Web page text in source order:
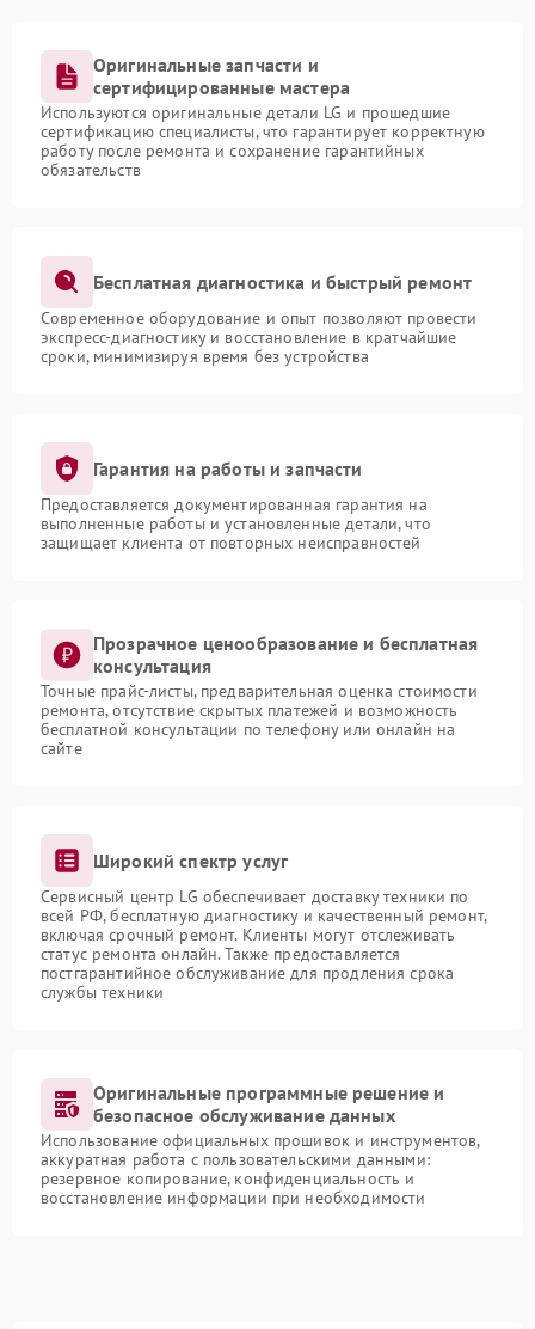
Оригинальные запчасти и
сертифицированные мастера
Используются оригинальные детали LG и прошедшие
сертификацию специалисты, что гарантирует корректную
работу после ремонта и сохранение гарантийных
обязательств
Бесплатная диагностика и быстрый ремонт
Современное оборудование и опыт позволяют провести
экспресс-диагностику и восстановление в кратчайшие
сроки, минимизируя время без устройства
Гарантия на работы и запчасти
Предоставляется документированная гарантия на
выполненные работы и установленные детали, что
защищает клиента от повторных неисправностей
Прозрачное ценообразование и бесплатная
консультация
Точные прайс-листы, предварительная оценка стоимости
ремонта, отсутствие скрытых платежей и возможность
бесплатной консультации по телефону или онлайн на
сайте
Широкий спектр услуг
Сервисный центр LG обеспечивает доставку техники по
всей РФ, бесплатную диагностику и качественный ремонт,
включая срочный ремонт. Клиенты могут отслеживать
статус ремонта онлайн. Также предоставляется
постгарантийное обслуживание для продления срока
службы техники
Оригинальные программные решение и
безопасное обслуживание данных
Использование официальных прошивок и инструментов,
аккуратная работа с пользовательскими данными:
резервное копирование, конфиденциальность и
восстановление информации при необходимости